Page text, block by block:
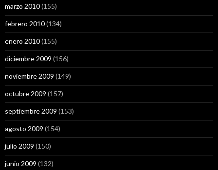
marzo 2010(155)
febrero 2010(134)
enero 2010(155)
diciembre 2009 (156)
noviembre 2009 (149)
octubre 2009 (157)
septiembre 2009 (153)
agosto 2009 (154)
julio 2009 (150)
junio 2009 (132)